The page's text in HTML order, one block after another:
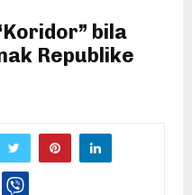
bila
Republike